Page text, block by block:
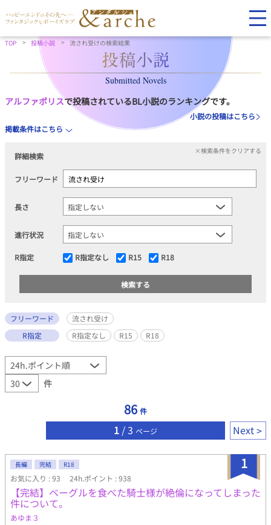
TOP 投稿小説 流され受けの検索結果
Submitted Novels
アルファポリスで投稿されているBL小説のランキングです。
小説の投稿はこちら
掲載条件はこちら
詳細検索
×検索条件をクリアする
フリーワード
長さ
進行状況
R指定 R指定なし R15 R18
フリーワード
流され受け
R指定
R指定なし R15 R18
件
86 件
1 / 3 ページ Next
1
長編 完結 R18
お気に入り : 93 24h.ポイント : 938
【完結】ベーグルを食べた騎士様が絶倫になってしまった
件について。
あゆま３